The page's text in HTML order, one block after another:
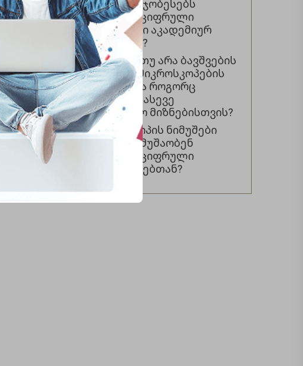
Როგორ აუმჯობესებს
ბავშვების ციფრული
მიკროსკოპი აკადემიურ
მოსწრებას?
Შეიძლება თუ არა ბავშვების
ციფრული მიკროსკოპების
გამოყენება როგორც
სასწავლო, ასევე
სასიამოვნო მიზნებისთვის?
Რომელი ტიპის ნიმუშები
უკეთესად მუშაობენ
ბავშვების ციფრული
მიკროსკოპებთან?